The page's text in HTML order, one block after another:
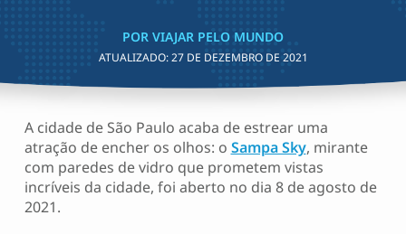
POR VIAJAR PELO MUNDO
ATUALIZADO:27 DE DEZEMBRO DE 2021
A cidade de São Paulo acaba de estrear uma
atração de encher os olhos: o Sampa Sky, mirante
com paredes de vidro que prometem vistas
incríveis da cidade, foi aberto no dia 8 de agosto de
2021.